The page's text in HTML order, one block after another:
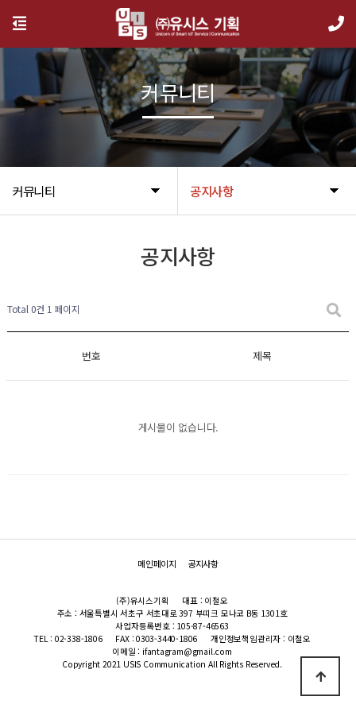
커뮤니티 공지사항
커뮤니티
공지사항
Total 0건 1 페이지
번호 제목
게시물이 없습니다.
메인페이지 공지사항
(주)유시스기획
대표 : 이철오
주소 : 서울특별시 서초구 서초대로 397 부띠크 모나코 B동 1301호
사업자등록번호 : 105-87-46563
TEL : 02-338-1806
FAX : 0303-3440-1806
개인정보책임관리자 : 이철오
이메일 : ifantagram@gmail.com
Copyright 2021 USIS Communication All Rights Reserved.